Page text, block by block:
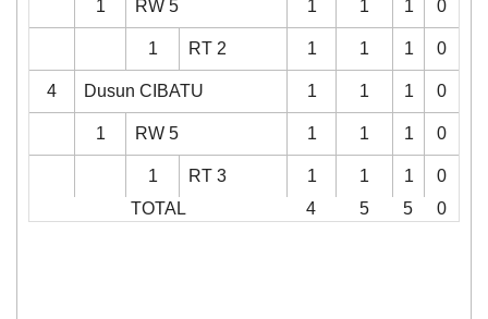
1 RW 5 1 1 1 0
1 RT 2 1 1 1 0
4 Dusun CIBATU 1 1 1 0
1 RW 5 1 1 1 0
1 RT 3 1 1 1
0
TOTAL
4 5 5 0